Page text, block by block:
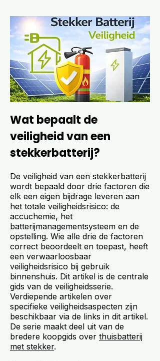
Wat bepaalt de
veiligheid van een
stekkerbatterij?
De veiligheid van een stekkerbatterij
wordt bepaald door drie factoren die
elk een eigen bijdrage leveren aan
het totale veiligheidsrisico: de
accuchemie, het
batterijmanagementsysteem en de
opstelling. Wie alle drie de factoren
correct beoordeelt en toepast, heeft
een verwaarloosbaar
veiligheidsrisico bij gebruik
binnenshuis. Dit artikel is de centrale
gids van de veiligheidsserie.
Verdiepende artikelen over
specifieke veiligheidsaspecten zijn
beschikbaar via de links in dit artikel.
De serie maakt deel uit van de
bredere koopgids over thuisbatterij
met stekker.